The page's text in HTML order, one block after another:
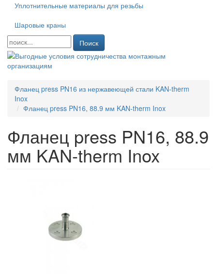
Уплотнительные материалы для резьбы
Шаровые краны
Поиск
Фланец press PN16 из нержавеющей стали KAN-therm
Inox
Фланец press PN16, 88.9 мм KAN-therm Inox
Фланец press PN16, 88.9
мм KAN-therm Inox